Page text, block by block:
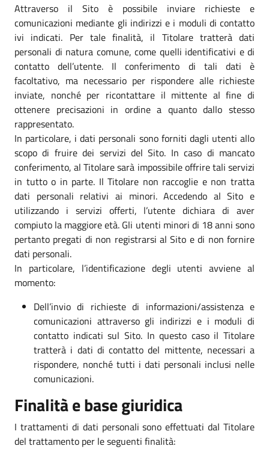
Attraverso il Sito è possibile inviare richieste e
comunicazioni mediante gli indirizzi e i moduli di contatto
ivi indicati. Per tale finalità, il Titolare tratterà dati
personali di natura comune, come quelli identificativi e di
contatto dell’utente. Il conferimento di tali dati è
facoltativo, ma necessario per rispondere alle richieste
inviate, nonché per ricontattare il mittente al fine di
ottenere precisazioni in ordine a quanto dallo stesso
rappresentato.
In particolare, i dati personali sono forniti dagli utenti allo
scopo di fruire dei servizi del Sito. In caso di mancato
conferimento, al Titolare sarà impossibile offrire tali servizi
in tutto o in parte. Il Titolare non raccoglie e non tratta
dati personali relativi ai minori. Accedendo al Sito e
utilizzando i servizi offerti, l’utente dichiara di aver
compiuto la maggiore età. Gli utenti minori di 18 anni sono
pertanto pregati di non registrarsi al Sito e di non fornire
dati personali.
In particolare, l’identificazione degli utenti avviene al
momento:
Dell’invio di richieste di informazioni/assistenza e
comunicazioni attraverso gli indirizzi e i moduli di
contatto indicati sul Sito. In questo caso il Titolare
tratterà i dati di contatto del mittente, necessari a
rispondere, nonché tutti i dati personali inclusi nelle
comunicazioni.
Finalità e base giuridica
I trattamenti di dati personali sono effettuati dal Titolare
del trattamento per le seguenti finalità: